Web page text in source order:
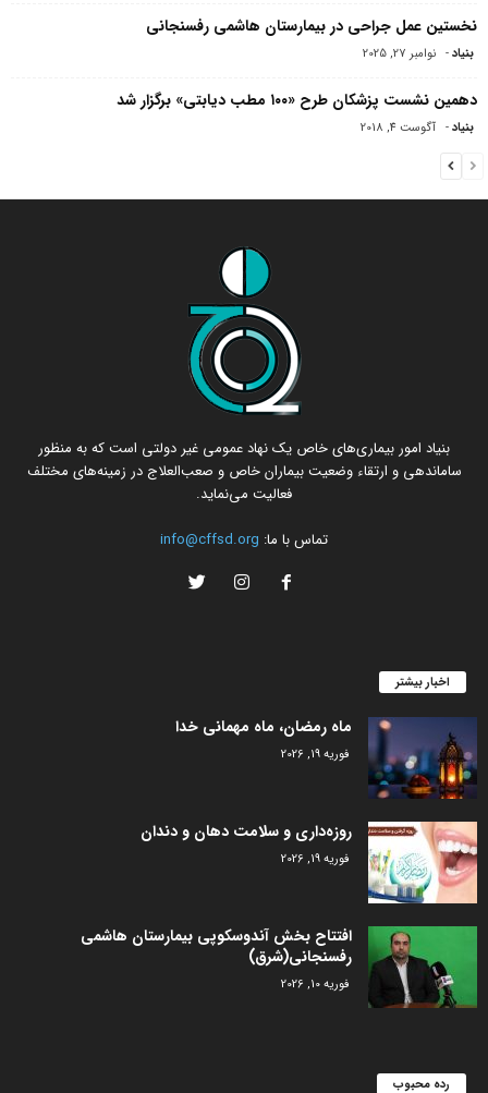
نخستین عمل جراحی در بیمارستان هاشمی رفسنجانی
بنیاد- نوامبر 27, 2025
دهمین نشست پزشکان طرح «۱۰۰ مطب دیابتی» برگزار شد
بنیاد- آگوست 4, 2018
بنیاد امور بیماری‌های خاص یک نهاد عمومی غیر دولتی است که به منظور
ساماندهی و ارتقاء وضعیت بیماران خاص و صعب‌العلاج در زمینه‌های مختلف
فعالیت می‌نماید.
تماس با ما: info@cffsd.org
اخبار بیشتر
ماه رمضان، ماه مهمانی خدا
فوریه 19, 2026
روزه‌داری و سلامت دهان و دندان
فوریه 19, 2026
افتتاح بخش آندوسکوپی بیمارستان هاشمی
رفسنجانی(شرق)
فوریه 10, 2026
رده محبوب